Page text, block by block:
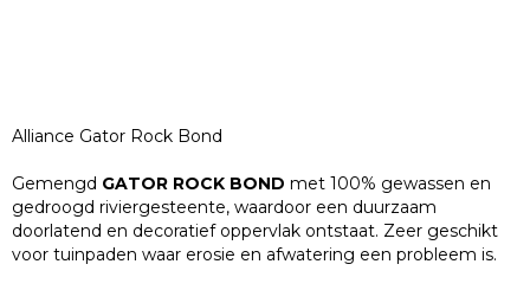
Alliance Gator Rock Bond
Gemengd GATOR ROCK BOND met 100% gewassen en
gedroogd riviergesteente, waardoor een duurzaam
doorlatend en decoratief oppervlak ontstaat. Zeer geschikt
voor tuinpaden waar erosie en afwatering een probleem is.